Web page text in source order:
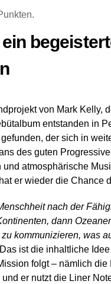
von Mark Kelly,
entstanden in
der sich in
des guten
atmosphärische
er wieder die Chance
nach der
dann
kommunizieren, was
Das ist die inhaltliche
folgt – nämlich
er nutzt die Liner